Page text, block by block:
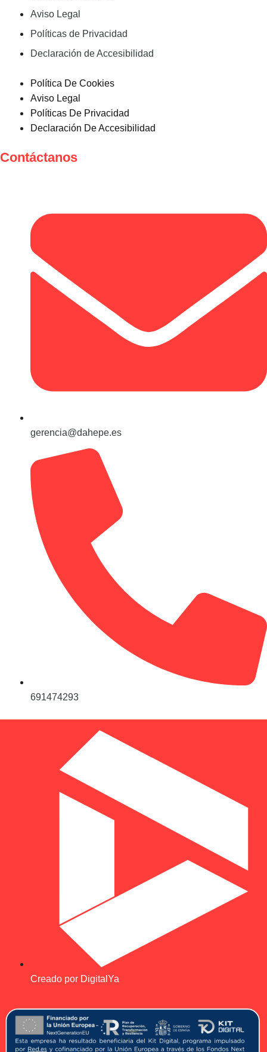
Aviso Legal
Políticas de Privacidad
Declaración de Accesibilidad
Política De Cookies
Aviso Legal
Políticas De Privacidad
Declaración De Accesibilidad
Contáctanos
gerencia@dahepe.es
691474293
Creado por DigitalYa